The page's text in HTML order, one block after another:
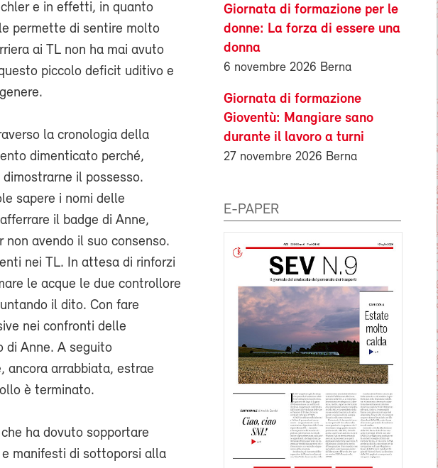
e in effetti, in quanto
permette di sentire molto
ai TL non ha mai avuto
piccolo deficit uditivo e
la cronologia della
dimenticato perché,
il possesso.
sapere i nomi delle
il badge di Anne,
avendo il suo consenso.
nei TL. In attesa di rinforzi
le acque le due controllore
il dito. Con fare
nei confronti delle
di Anne. A seguito
ancora arrabbiata, estrae
è terminato.
ha dovuto sopportare
manifesti di sottoporsi alla
Giornata di formazione per le
donne: La forza di essere una
donna
6 novembre 2026 Berna
Giornata di formazione
Gioventù: Mangiare sano
durante il lavoro a turni
27 novembre 2026 Berna
E-PAPER